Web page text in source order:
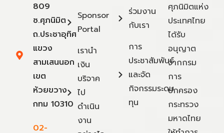
809
ซ.ศุภนิมิต
ถ.ประชาอุทิศ
แขวง
สามเสนนอก
เขต
ห้วยขวาง
กทม 10310
02-
Sponsor
Portal
เรานำ
เงิน
บริจาค
ไป
ดำเนิน
งาน
ร่วมงาน
กับเรา
การ
ประชาสัมพันธ์
และจัด
กิจกรรมระดม
ทุน
ศุภนิมิตแห่ง
ประเทศไทย
ได้รับ
อนุญาต
จากกรม
การ
ปกครอง
กระทรวง
มหาดไทย